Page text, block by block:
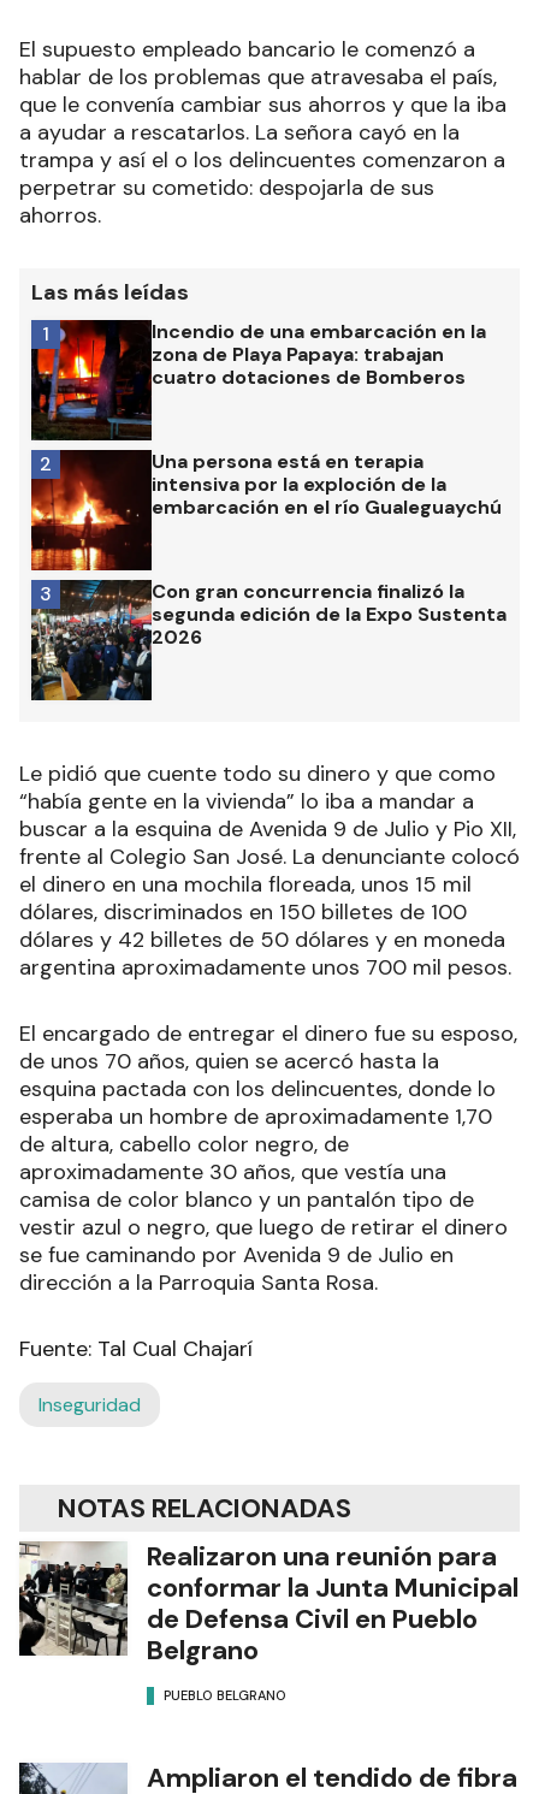
El supuesto empleado bancario le comenzó a
hablar de los problemas que atravesaba el país,
que le convenía cambiar sus ahorros y que la iba
a ayudar a rescatarlos. La señora cayó en la
trampa y así el o los delincuentes comenzaron a
perpetrar su cometido: despojarla de sus
ahorros.
Las más leídas
Incendio de una embarcación en la
zona de Playa Papaya: trabajan
cuatro dotaciones de Bomberos
1
Una persona está en terapia
intensiva por la exploción de la
embarcación en el río Gualeguaychú
2
Con gran concurrencia finalizó la
segunda edición de la Expo Sustenta
2026
3
Le pidió que cuente todo su dinero y que como
“había gente en la vivienda” lo iba a mandar a
buscar a la esquina de Avenida 9 de Julio y Pio XII,
frente al Colegio San José. La denunciante colocó
el dinero en una mochila floreada, unos 15 mil
dólares, discriminados en 150 billetes de 100
dólares y 42 billetes de 50 dólares y en moneda
argentina aproximadamente unos 700 mil pesos.
El encargado de entregar el dinero fue su esposo,
de unos 70 años, quien se acercó hasta la
esquina pactada con los delincuentes, donde lo
esperaba un hombre de aproximadamente 1,70
de altura, cabello color negro, de
aproximadamente 30 años, que vestía una
camisa de color blanco y un pantalón tipo de
vestir azul o negro, que luego de retirar el dinero
se fue caminando por Avenida 9 de Julio en
dirección a la Parroquia Santa Rosa.
Fuente: Tal Cual Chajarí
Inseguridad
NOTAS RELACIONADAS
Realizaron una reunión para
conformar la Junta Municipal
de Defensa Civil en Pueblo
Belgrano
PUEBLO BELGRANO
Ampliaron el tendido de fibra